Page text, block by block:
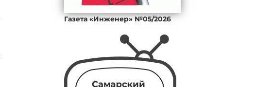
Газета «Инженер» №05/2026